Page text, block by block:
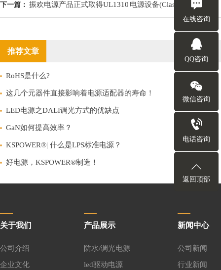
下一篇： 振欢电源产品正式取得UL1310 电源设备(Class 2)安规认证
推荐文章
RoHS是什么?
这几个元器件直接影响着电源适配器的寿命！
LED电源之DALI调光方式的优缺点
GaN如何提高效率？
KSPOWER®| 什么是LPS标准电源？
好电源，KSPOWER®制造！
在线咨询
QQ咨询
微信咨询
电话咨询
返回顶部
关于我们
公司介绍
企业文化
产品展示
防水/调光电源
led驱动电源
新闻中心
公司新闻
行业新闻